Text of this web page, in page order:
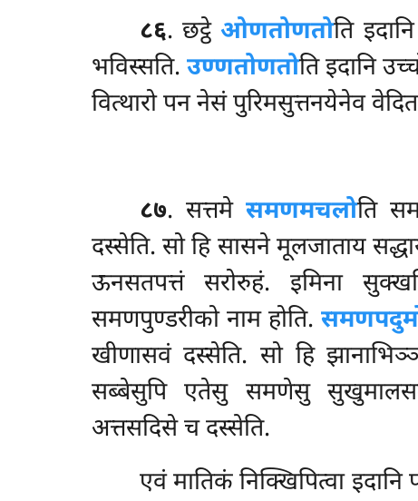
८६. छट्ठे ओणतोणतोति
भविस्सति. उण्णतोणतोति इदानि
वित्थारो पन नेसं पुरिमसुत्तनयेनेव
८७. सत्तमे समणमचलोति
दस्सेति. सो हि सासने मूलजाताय
ऊनसतपत्तं सरोरुहं. इमिना
समणपुण्डरीको नाम होति.
खीणासवं दस्सेति. सो हि
सब्बेसुपि एतेसु समणेसु
अत्तसदिसे च दस्सेति.
एवं मातिकं निक्खिपित्वा इदानि